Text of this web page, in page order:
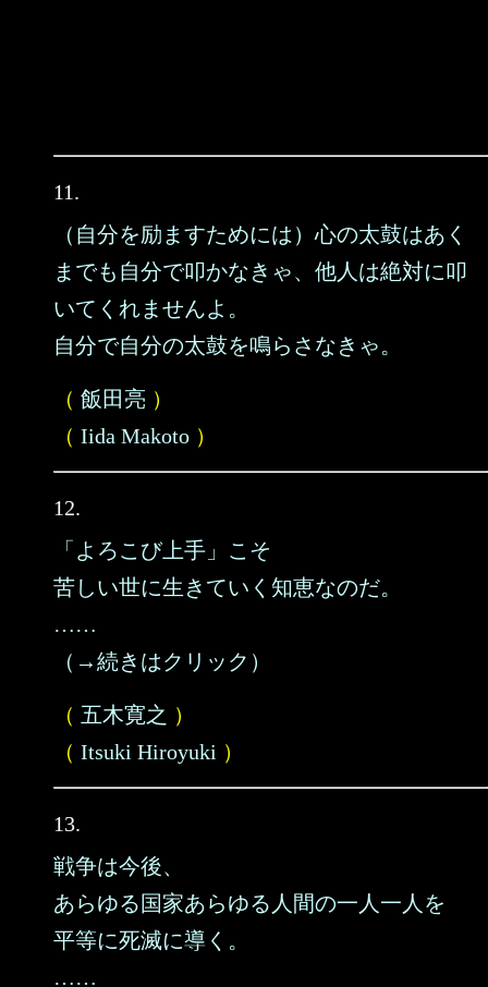
11.
（自分を励ますためには）心の太鼓はあく
までも自分で叩かなきゃ、他人は絶対に叩
いてくれませんよ。
自分で自分の太鼓を鳴らさなきゃ。
（ 飯田亮 ）
（ Iida Makoto ）
12.
「よろこび上手」こそ
苦しい世に生きていく知恵なのだ。
……
（→続きはクリック）
（ 五木寛之 ）
（ Itsuki Hiroyuki ）
13.
戦争は今後、
あらゆる国家あらゆる人間の一人一人を
平等に死滅に導く。
……